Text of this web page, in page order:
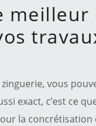
meilleur
vous
exact, c’est ce
la concrétisation